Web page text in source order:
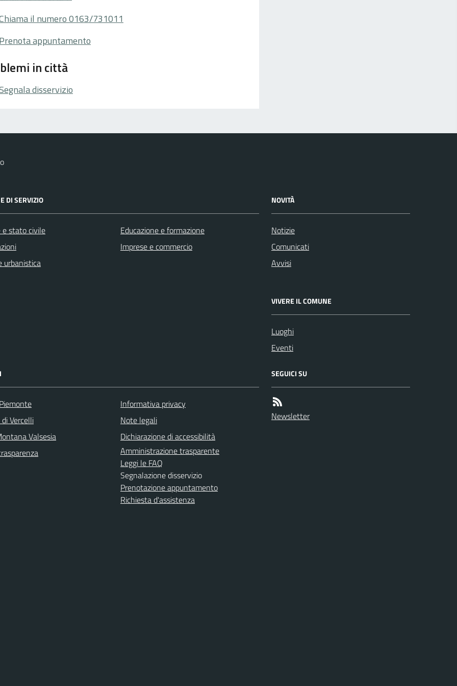
il numero 0163/731011
appuntamento
in città
disservizio
DI SERVIZIO
e stato civile
urbanistica
Educazione e formazione
Imprese e commercio
NOVITÀ
Notizie
Comunicati
Avvisi
VIVERE IL COMUNE
Luoghi
Eventi
Vercelli
Valsesia
Informativa privacy
Note legali
Dichiarazione di accessibilità
Amministrazione trasparente
Leggi le FAQ
Segnalazione disservizio
Prenotazione appuntamento
Richiesta d'assistenza
SEGUICI SU
Newsletter